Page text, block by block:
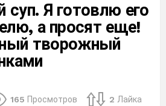
суп. Я готовлю его
а просят еще!
творожный
165 Просмотров 2 Лайка